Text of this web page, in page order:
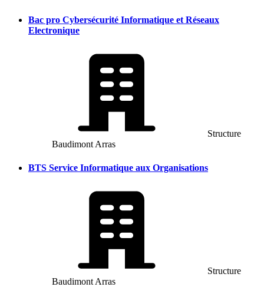
Bac pro Cybersécurité Informatique et Réseaux
Electronique
Structure
Baudimont Arras
BTS Service Informatique aux Organisations
Structure
Baudimont Arras